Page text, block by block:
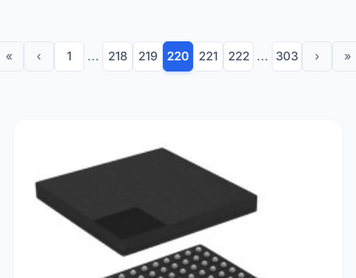
« ‹ 1 ... 218 219 220 221 222 ... 303 › »